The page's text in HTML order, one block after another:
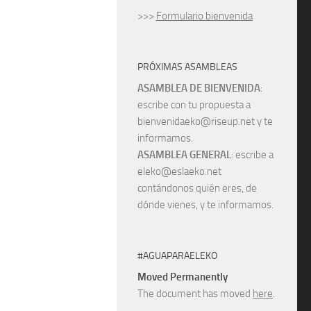
>>> Formulario bienvenida
PRÓXIMAS ASAMBLEAS
ASAMBLEA DE BIENVENIDA:
escribe con tu propuesta a
bienvenidaeko@riseup.net y te
informamos.
ASAMBLEA GENERAL: escribe a
eleko@eslaeko.net
contándonos quién eres, de
dónde vienes, y te informamos.
#AGUAPARAELEKO
Moved Permanently
The document has moved here.